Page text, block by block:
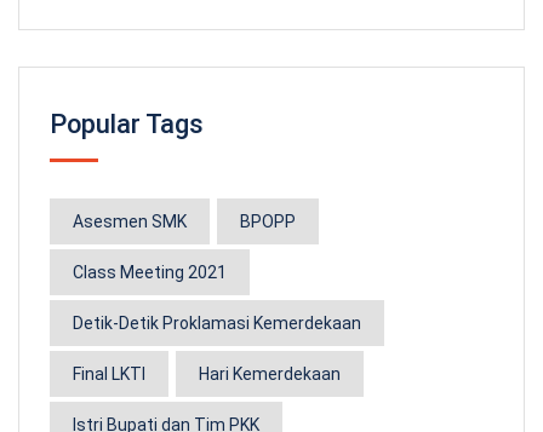
Popular Tags
Asesmen SMK BPOPP
Class Meeting 2021
Detik-Detik Proklamasi Kemerdekaan
Final LKTI Hari Kemerdekaan
Istri Bupati dan Tim PKK